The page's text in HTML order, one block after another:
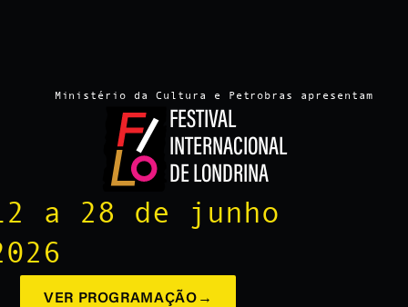
Ministério da Cultura e Petrobras apresentam
FESTIVAL
INTERNACIONAL
DE LONDRINA
a 28 de junho
VER PROGRAMAÇÃO →